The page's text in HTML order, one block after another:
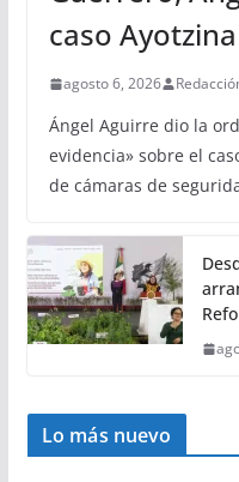
caso
agosto 6, 2026
Ángel Aguirre dio la
evidencia» sobre el
de cámaras de
Lo más nuevo